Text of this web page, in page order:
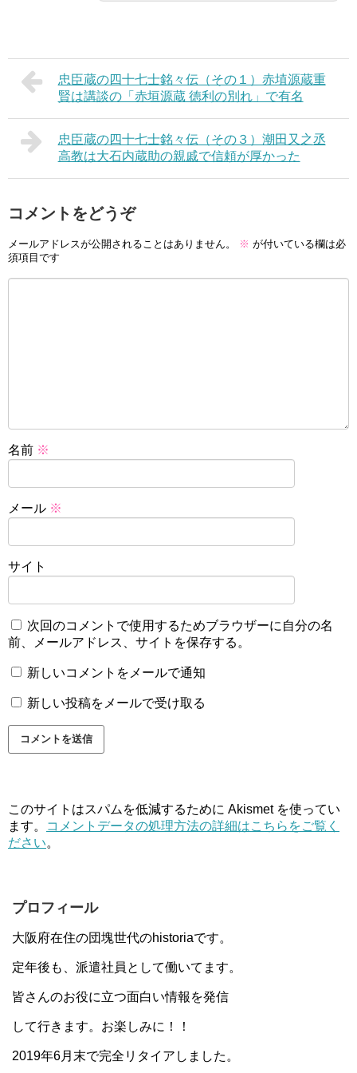
忠臣蔵の四十七士銘々伝（その１）赤埴源蔵重
賢は講談の「赤垣源蔵 徳利の別れ」で有名
忠臣蔵の四十七士銘々伝（その３）潮田又之丞
高教は大石内蔵助の親戚で信頼が厚かった
コメントをどうぞ
メールアドレスが公開されることはありません。 ※ が付いている欄は必
須項目です
名前 ※
メール ※
サイト
次回のコメントで使用するためブラウザーに自分の名
前、メールアドレス、サイトを保存する。
新しいコメントをメールで通知
新しい投稿をメールで受け取る
このサイトはスパムを低減するために Akismet を使ってい
ます。
コメントデータの処理方法の詳細はこちらをご覧く
ださい。
プロフィール
大阪府在住の団塊世代のhistoriaです。
定年後も、派遣社員として働いてます。
皆さんのお役に立つ面白い情報を発信
して行きます。お楽しみに！！
2019年6月末で完全リタイアしました。